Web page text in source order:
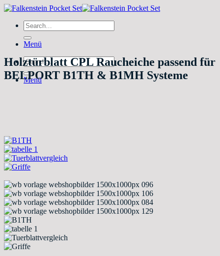
Zum
springenSearch
for:
Menü
Search
for:
Menü
Holztürblatt CPL Raucheiche passend für
BELPORT B1TH & B1MH Systeme